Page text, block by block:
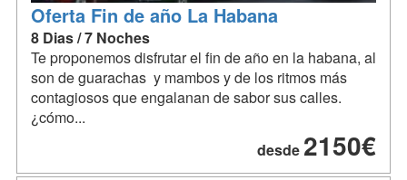
Oferta Fin de año La Habana
8 Dias / 7 Noches
Te proponemos disfrutar el fin de año en la habana, al
son de guarachas y mambos y de los ritmos más
contagiosos que engalanan de sabor sus calles.
¿cómo...
desde 2150€